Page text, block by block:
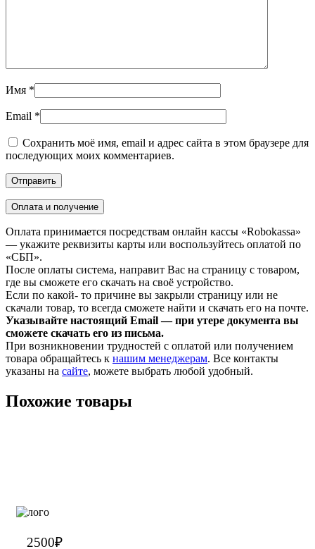
Имя *
Email *
Сохранить моё имя, email и адрес сайта в этом браузере для
последующих моих комментариев.
Оплата и получение
Оплата принимается посредствам онлайн кассы «Robokassa»
— укажите реквизиты карты или воспользуйтесь оплатой по
«СБП».
После оплаты система, направит Вас на страницу с товаром,
где вы сможете его скачать на своё устройство.
Если по какой- то причине вы закрыли страницу или не
скачали товар, то всегда сможете найти и скачать его на почте.
Указывайте настоящий Email — при утере документа вы
сможете скачать его из письма.
При возникновении трудностей с оплатой или получением
товара обращайтесь к нашим менеджерам. Все контакты
указаны на сайте, можете выбрать любой удобный.
Похожие товары
2500₽